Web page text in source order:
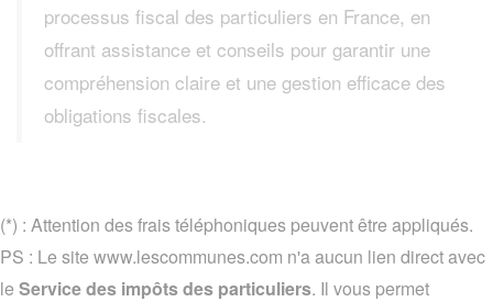
processus fiscal des particuliers en France, en
offrant assistance et conseils pour garantir une
compréhension claire et une gestion efficace des
obligations fiscales.
(*) : Attention des frais téléphoniques peuvent être appliqués.
PS : Le site www.lescommunes.com n'a aucun lien direct avec
le Service des impôts des particuliers. Il vous permet